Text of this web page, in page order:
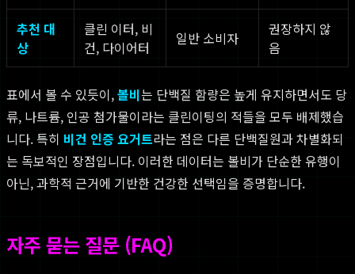
추천 대
상
클린 이터, 비
건, 다이어터
일반 소비자
권장하지 않
음
표에서 볼 수 있듯이,볼비는 단백질 함량은 높게 유지하면서도 당
류, 나트륨, 인공 첨가물이라는 클린이팅의 적들을 모두 배제했습
니다. 특히 비건 인증 요거트라는 점은 다른 단백질원과 차별화되
는 독보적인 장점입니다. 이러한 데이터는 볼비가 단순한 유행이
아닌, 과학적 근거에 기반한 건강한 선택임을 증명합니다.
자주 묻는 질문 (FAQ)